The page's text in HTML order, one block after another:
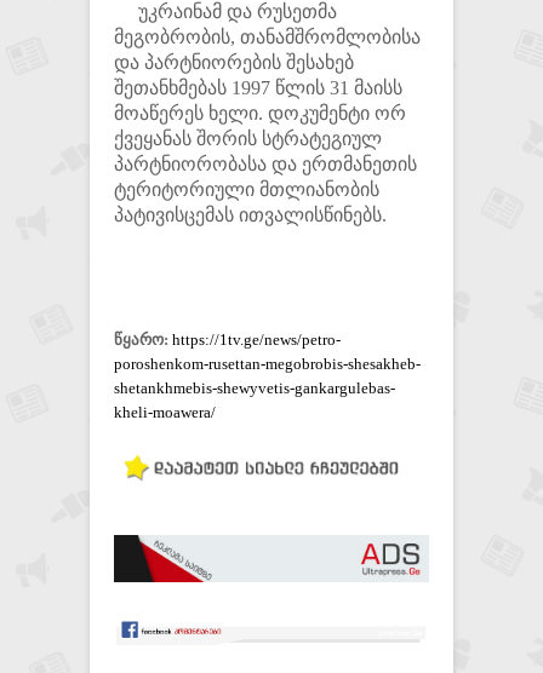
უკრაინამ და რუსეთმა
მეგობრობის, თანამშრომლობისა
და პარტნიორების შესახებ
შეთანხმებას 1997 წლის 31 მაისს
მოაწერეს ხელი. დოკუმენტი ორ
ქვეყანას შორის სტრატეგიულ
პარტნიორობასა და ერთმანეთის
ტერიტორიული მთლიანობის
პატივისცემას ითვალისწინებს.
წყარო: https://1tv.ge/news/petro-
poroshenkom-rusettan-megobrobis-shesakheb-
shetankhmebis-shewyvetis-gankargulebas-
kheli-moawera/